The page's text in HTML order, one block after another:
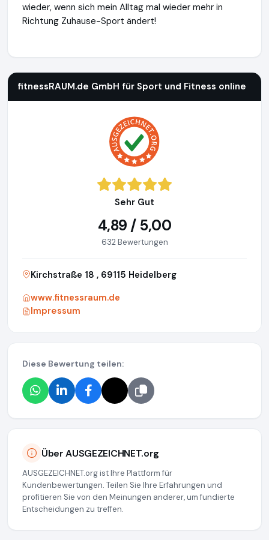
wieder, wenn sich mein Alltag mal wieder mehr in
Richtung Zuhause-Sport ändert!
fitnessRAUM.de GmbH für Sport und Fitness online
Sehr Gut
4,89 / 5,00
632 Bewertungen
Kirchstraße 18 , 69115 Heidelberg
www.fitnessraum.de
Impressum
Diese Bewertung teilen:
Über AUSGEZEICHNET.org
AUSGEZEICHNET.org ist Ihre Plattform für
Kundenbewertungen. Teilen Sie Ihre Erfahrungen und
profitieren Sie von den Meinungen anderer, um fundierte
Entscheidungen zu treffen.